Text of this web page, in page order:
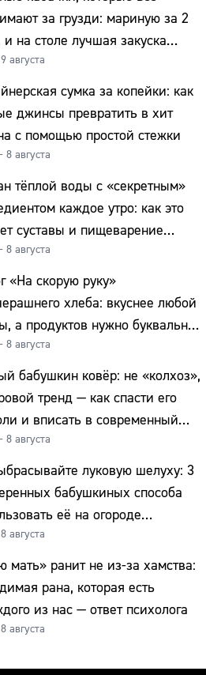
за грузди: мариную за 2
и на столе лучшая закуска
августа
сумка за копейки: как
джинсы превратить в хит
с помощью простой стежки
8 августа
тёплой воды с «секретным»
каждое утро: как это
суставы и пищеварение
50
8 августа
«На скорую руку»
хлеба: вкуснее любой
а продуктов нужно буквально
8 августа
бабушкин ковёр: не «колхоз»,
тренд — как спасти его
и вписать в современный
8 августа
луковую шелуху: 3
бабушкиных способа
её на огороде
здоровья этой зимой
августа
мать» ранит не из-за хамства:
рана, которая есть
из нас — ответ психолога
августа